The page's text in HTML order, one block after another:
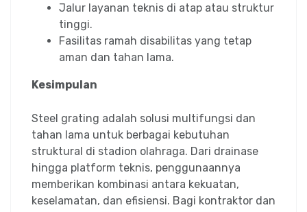
Jalur layanan teknis di atap atau struktur
tinggi.
Fasilitas ramah disabilitas yang tetap
aman dan tahan lama.
Kesimpulan
Steel grating adalah solusi multifungsi dan
tahan lama untuk berbagai kebutuhan
struktural di stadion olahraga. Dari drainase
hingga platform teknis, penggunaannya
memberikan kombinasi antara kekuatan,
keselamatan, dan efisiensi. Bagi kontraktor dan